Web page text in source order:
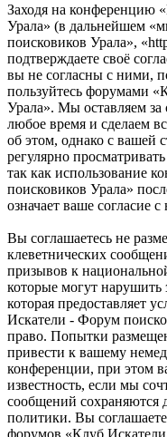
Заходя на конференцию
Урала» (в дальнейшем
поисковиков Урала»,
подтверждаете своё
вы не согласны с ними,
пользуйтесь форумами
Урала». Мы оставляем за
любое время и сделаем
об этом, однако с
регулярно
так как использование
поисковиков Урала»
означает ваше согласие
Вы соглашаетесь не
клеветнических
призывов к
которые могут
которая предоставляет
Искатели - Форум
право. Попытки
привести к вашему
конференции, при этом
известность, если мы
сообщений сохраняются
политики. Вы
форумов «Клуб